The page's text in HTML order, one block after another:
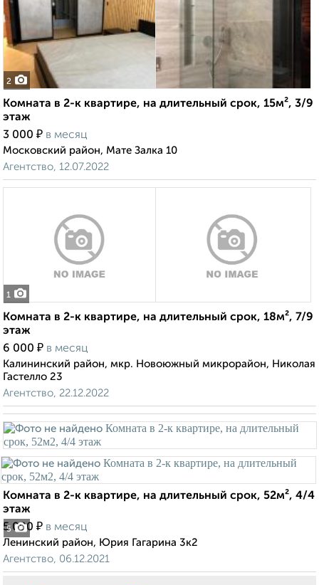
2
Комната в 2-к квартире, на длительный срок, 15м², 3/9
этаж
3 000 ₽ в месяц
Московский район, Мате Залка 10
Агентство, 12.07.2022
1
Комната в 2-к квартире, на длительный срок, 18м², 7/9
этаж
6 000 ₽ в месяц
Калининский район, мкр. Новоюжный микрорайон, Николая
Гастелло 23
Агентство, 22.12.2022
5
Комната в 2-к квартире, на длительный срок, 52м², 4/4
этаж
5 000 ₽ в месяц
Ленинский район, Юрия Гагарина 3к2
Агентство, 06.12.2021